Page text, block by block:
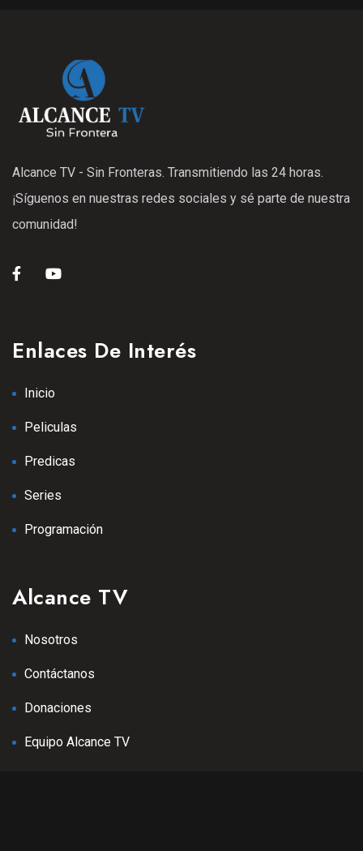
Alcance TV - Sin Fronteras. Transmitiendo las 24 horas.
¡Síguenos en nuestras redes sociales y sé parte de nuestra
comunidad!
Enlaces De Interés
Inicio
Peliculas
Predicas
Series
Programación
Alcance TV
Nosotros
Contáctanos
Donaciones
Equipo Alcance TV